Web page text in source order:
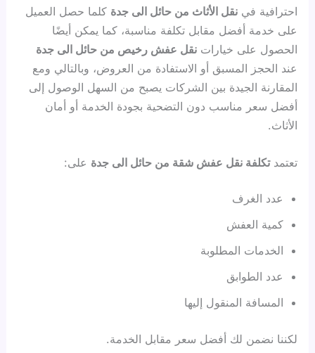
احترافية فينقل الأثاث من حائل الى جدة كلما حصل العميل
على خدمة أفضل مقابل تكلفة مناسبة، كما يمكن أيضًا
الحصول على خياراتنقل عفش رخيص من حائل الى جدة
عند الحجز المسبق أو الاستفادة من العروض، وبالتالي ومع
المقارنة الجيدة بين الشركات يصبح من السهل الوصول إلى
أفضل سعر مناسب دون التضحية بجودة الخدمة أو أمان
الأثاث.
تعتمدتكلفة نقل عفش شقة من حائل الى جدة على:
عدد الغرف
كمية العفش
الخدمات المطلوبة
عدد الطوابق
المسافة المنقول إليها
لكننا نضمن لك أفضل سعر مقابل الخدمة.